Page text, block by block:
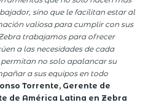
sino que le facilitan estar al
valiosa para cumplir con sus
trabajamos para ofrecer
a las necesidades de cada
no solo apalancar su
a sus equipos en todo
Torrente, Gerente de
de América Latina en Zebra